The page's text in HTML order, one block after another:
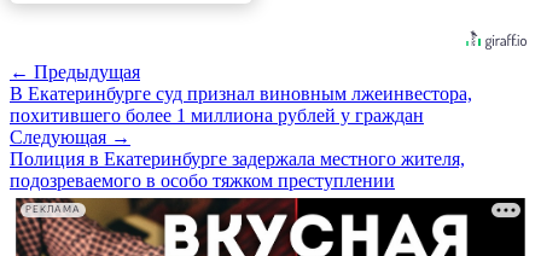
← Предыдущая
В Екатеринбурге суд признал виновным лжеинвестора,
похитившего более 1 миллиона рублей у граждан
Следующая →
Полиция в Екатеринбурге задержала местного жителя,
подозреваемого в особо тяжком преступлении
РЕКЛАМА